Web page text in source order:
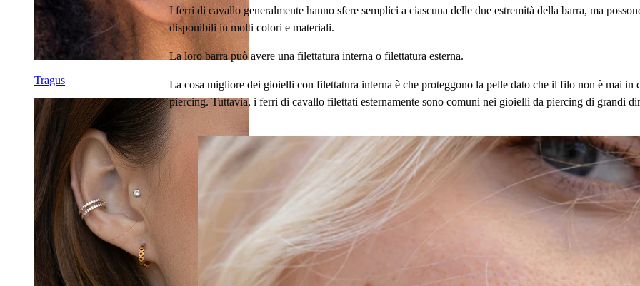
Tragus
I ferri di cavallo generalmente hanno sfere semplici a ciascuna delle due estremità della barra, ma
disponibili in molti colori e materiali.
La loro barra può avere una filettatura interna o filettatura esterna.
La cosa migliore dei gioielli con filettatura interna è che proteggono la pelle dato che il filo non è mai in
piercing. Tuttavia, i ferri di cavallo filettati esternamente sono comuni nei gioielli da piercing di grandi